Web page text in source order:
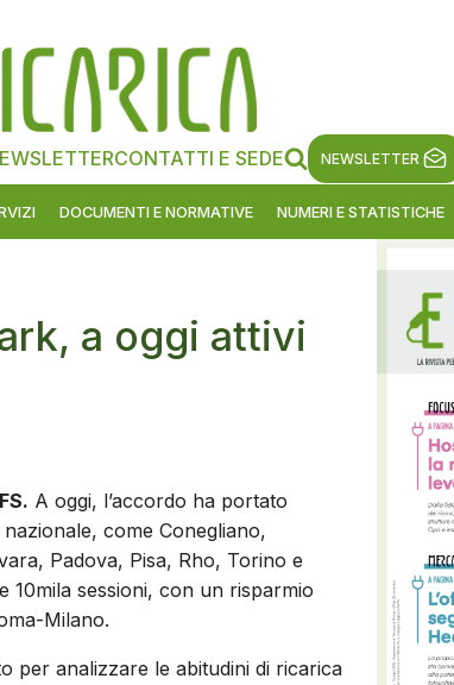
CONTATTI E SEDE NEWSLETTER
DOCUMENTI E NORMATIVE NUMERI E STATISTICHE
a oggi attivi
A oggi, l’accordo ha portato
come Conegliano,
Padova, Pisa, Rho, Torino e
10mila sessioni, con un risparmio
Milano.
per analizzare le abitudini di ricarica